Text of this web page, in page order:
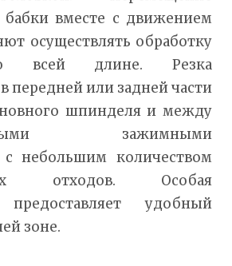
вместе с движением
осуществлять обработку
всей длине. Резка
передней или задней части
шпинделя и между
зажимными
с небольшим количеством
отходов. Особая
предоставляет удобный
зоне.